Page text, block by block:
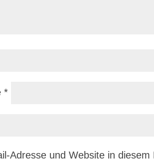
*
Adresse und Website in